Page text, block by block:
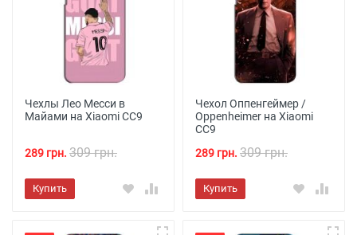
Чехлы Лео Месси в
Майами на Xiaomi CC9
289 грн. 309 грн.
Купить
Чехол Оппенгеймер /
Oppenheimer на Xiaomi
CC9
289 грн. 309 грн.
Купить